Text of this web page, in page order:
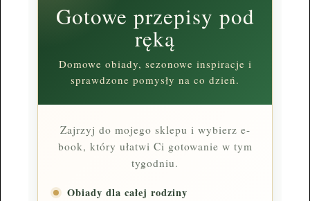
Gotowe przepisy pod
ręką
Domowe obiady, sezonowe inspiracje i
sprawdzone pomysły na co dzień.
Zajrzyj do mojego sklepu i wybierz e-
book, który ułatwi Ci gotowanie w tym
tygodniu.
Obiady dla całej rodziny